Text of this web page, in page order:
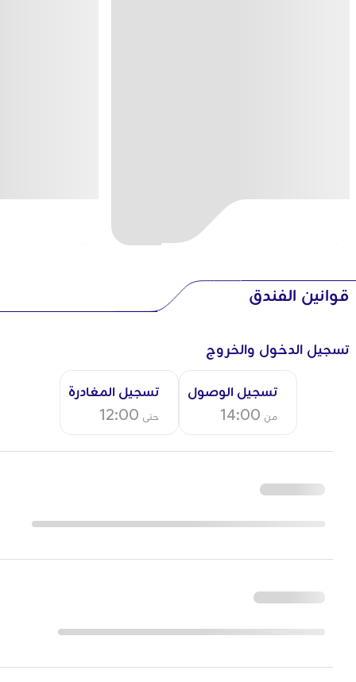
قوانين الفندق
تسجيل الدخول والخروج
تسجيل الوصول
من
تسجيل المغادرة
حتى